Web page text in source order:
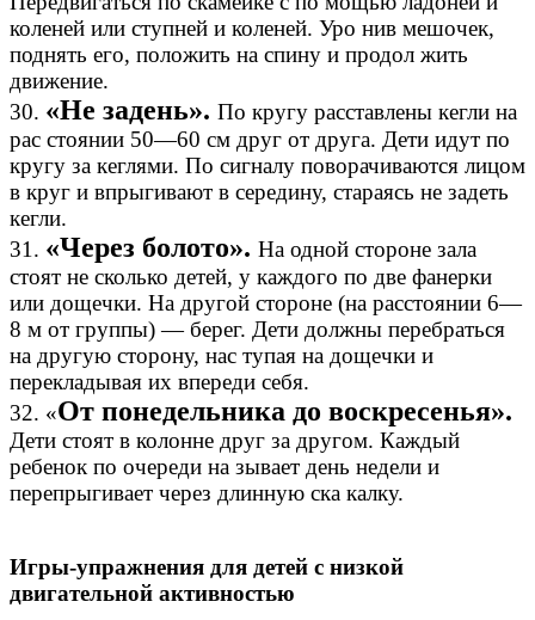
коленей или ступней и коленей. Уро нив мешочек,
поднять его, положить на спину и продол жить
движение.
30. «Не задень». По кругу расставлены кегли на
рас стоянии 50—60 см друг от друга. Дети идут по
кругу за кеглями. По сигналу поворачиваются лицом
в круг и впрыгивают в середину, стараясь не задеть
кегли.
31. «Через болото». На одной стороне зала
стоят не сколько детей, у каждого по две фанерки
или дощечки. На другой стороне (на расстоянии 6—
8 м от группы) — берег. Дети должны перебраться
на другую сторону, нас тупая на дощечки и
перекладывая их впереди себя.
32. «От понедельника до воскресенья».
Дети стоят в колонне друг за другом. Каждый
ребенок по очереди на зывает день недели и
перепрыгивает через длинную ска калку.
Игры-упражнения для детей с низкой
двигательной активностью